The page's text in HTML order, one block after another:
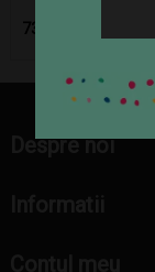
Pret
73,29 RON
Despre noi